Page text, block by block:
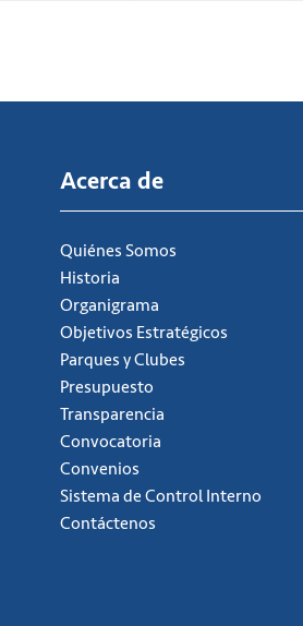
Acerca de
Quiénes Somos
Historia
Organigrama
Objetivos Estratégicos
Parques y Clubes
Presupuesto
Transparencia
Convocatoria
Convenios
Sistema de Control Interno
Contáctenos